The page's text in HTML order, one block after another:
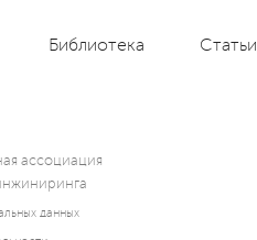
Библиотека Статьи
ассоциация
данных